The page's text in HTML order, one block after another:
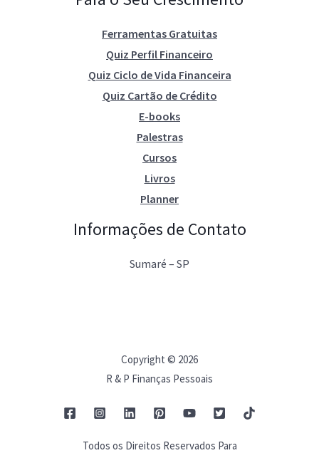
Ferramentas Gratuitas
Quiz Perfil Financeiro
Quiz Ciclo de Vida Financeira
Quiz Cartão de Crédito
E-books
Palestras
Cursos
Livros
Planner
Informações de Contato
Sumaré – SP
Copyright © 2026
R & P Finanças Pessoais
Todos os Direitos Reservados Para